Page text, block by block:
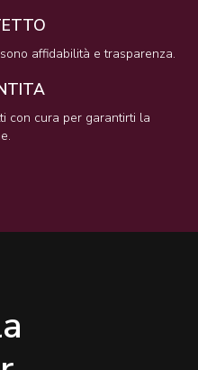
affidabilità e trasparenza.
con cura per garantirti la